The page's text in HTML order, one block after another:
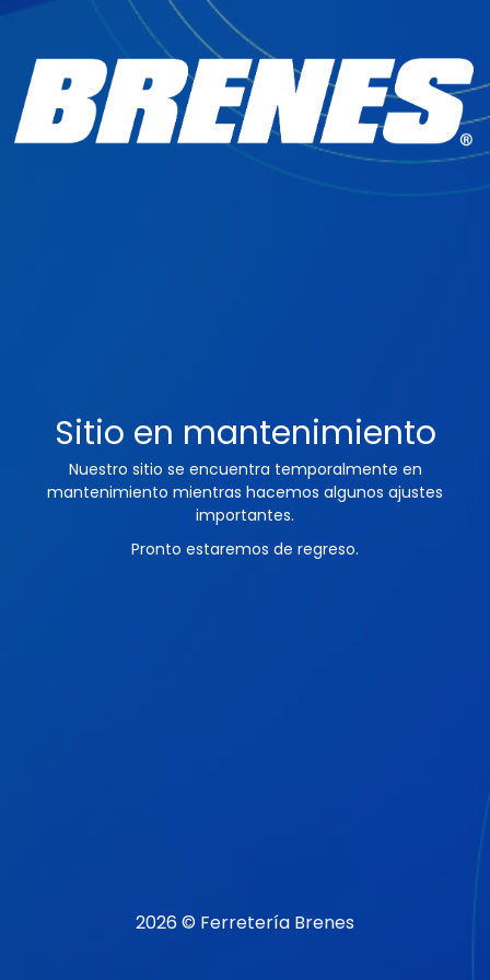
Sitio en mantenimiento
Nuestro sitio se encuentra temporalmente en
mantenimiento mientras hacemos algunos ajustes
importantes.
Pronto estaremos de regreso.
2026 © Ferretería Brenes